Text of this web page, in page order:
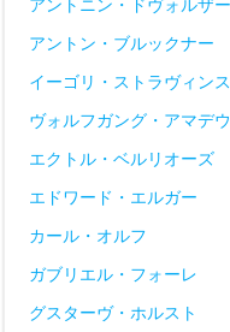
アントニン・ドヴォルザ
アントン・ブルックナー
イーゴリ・ストラヴィン
ヴォルフガング・アマデ
エクトル・ベルリオーズ
エドワード・エルガー
カール・オルフ
ガブリエル・フォーレ
グスターヴ・ホルスト